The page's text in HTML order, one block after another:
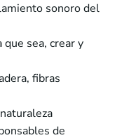
sonoro del
sea, crear y
fibras
de